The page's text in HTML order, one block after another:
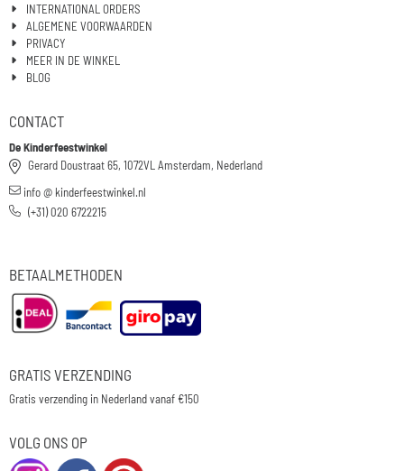
INTERNATIONAL ORDERS
ALGEMENE VOORWAARDEN
PRIVACY
MEER IN DE WINKEL
BLOG
CONTACT
De Kinderfeestwinkel
Gerard Doustraat 65, 1072VL Amsterdam, Nederland
info @ kinderfeestwinkel.nl
(+31) 020 6722215
BETAALMETHODEN
GRATIS VERZENDING
Gratis verzending in Nederland vanaf €150
VOLG ONS OP